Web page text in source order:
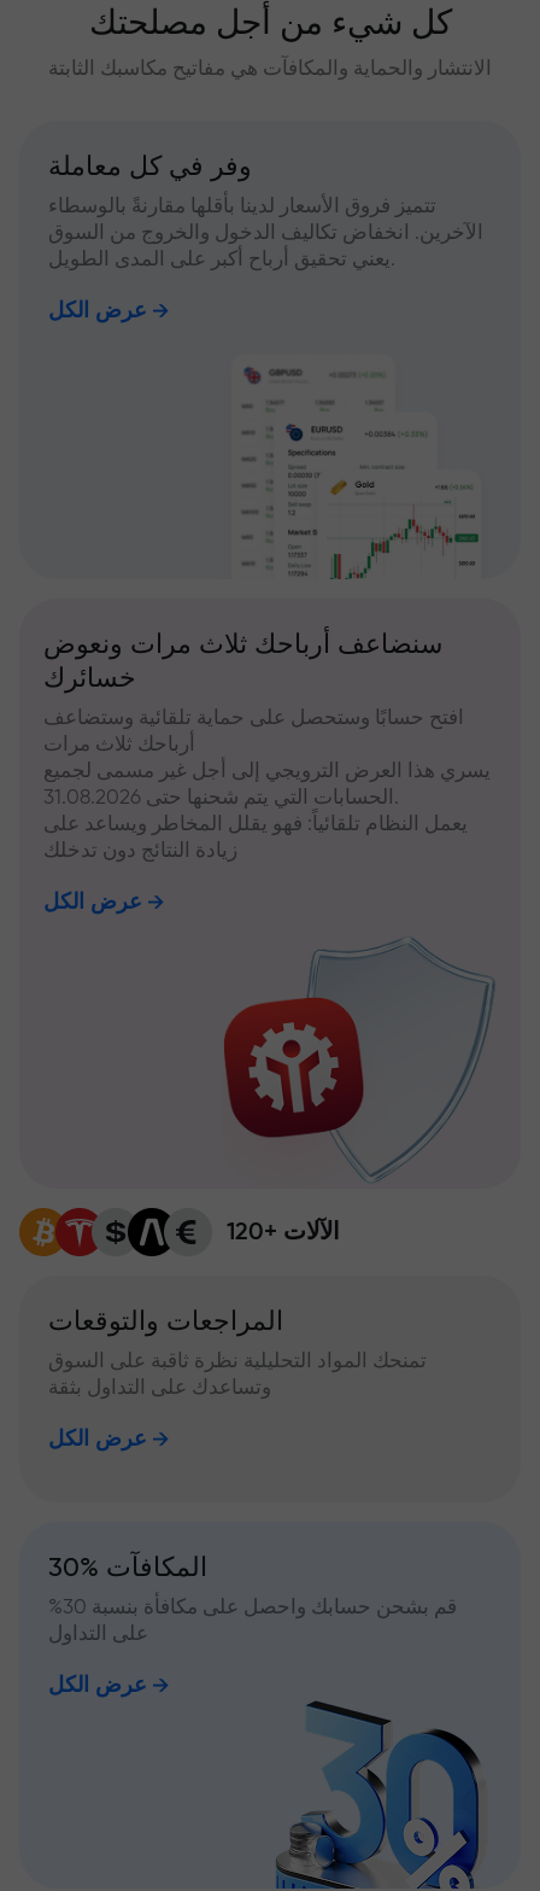
كل شيء من أجل مصلحتك
الانتشار والحماية والمكافآت هي مفاتيح مكاسبك الثابتة
وفر في كل معاملة
تتميز فروق الأسعار لدينا بأقلها مقارنةً بالوسطاء
الآخرين. انخفاض تكاليف الدخول والخروج من السوق
يعني تحقيق أرباح أكبر على المدى الطويل.
عرض الكل
سنضاعف أرباحك ثلاث مرات ونعوض
خسائرك
افتح حسابًا وستحصل على حماية تلقائية وستضاعف
أرباحك ثلاث مرات
يسري هذا العرض الترويجي إلى أجل غير مسمى لجميع
الحسابات التي يتم شحنها حتى 31.08.2026.
يعمل النظام تلقائياً: فهو يقلل المخاطر ويساعد على
زيادة النتائج دون تدخلك
عرض الكل
120+ الآلات
المراجعات والتوقعات
تمنحك المواد التحليلية نظرة ثاقبة على السوق
وتساعدك على التداول بثقة
عرض الكل
30% المكافآت
قم بشحن حسابك واحصل على مكافأة بنسبة 30%
على التداول
عرض الكل